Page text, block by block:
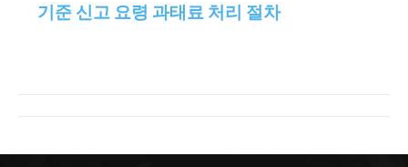
기준 신고 요령 과태료 처리 절차